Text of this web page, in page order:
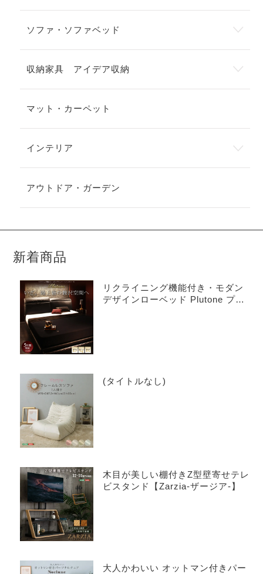
ソファ・ソファベッド
収納家具 アイデア収納
マット・カーペット
インテリア
アウトドア・ガーデン
新着商品
リクライニング機能付き・モダン
デザインローベッド Plutone プル
(タイトルなし)
木目が美しい棚付きZ型壁寄せテレ
ビスタンド【Zarzia-ザージア-】
大人かわいい オットマン付きパー